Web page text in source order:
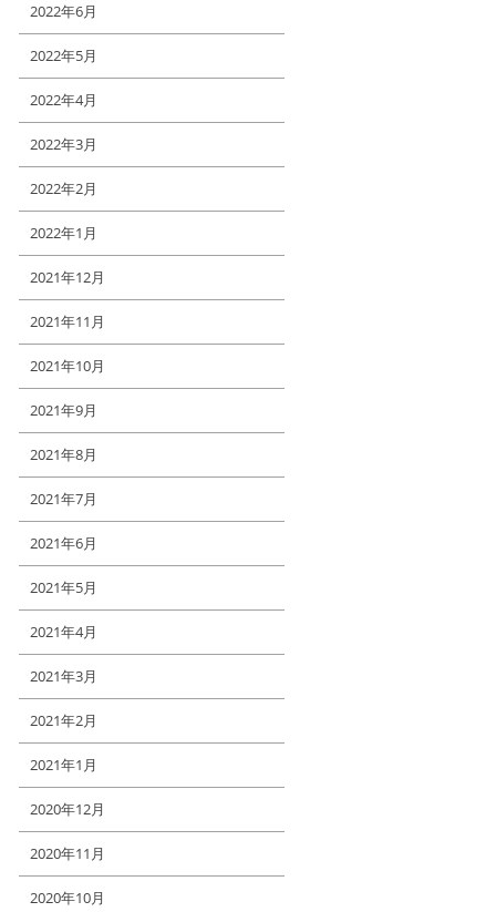
2022年6月
2022年5月
2022年4月
2022年3月
2022年2月
2022年1月
2021年12月
2021年11月
2021年10月
2021年9月
2021年8月
2021年7月
2021年6月
2021年5月
2021年4月
2021年3月
2021年2月
2021年1月
2020年12月
2020年11月
2020年10月